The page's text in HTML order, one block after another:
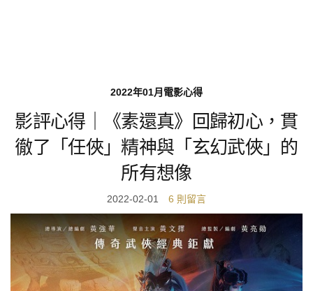
2022年01月電影心得
影評心得｜《素還真》回歸初心，貫
徹了「任俠」精神與「玄幻武俠」的
所有想像
2022-02-01 6 則留言